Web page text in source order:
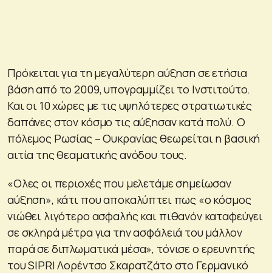
Πρόκειται για τη μεγαλύτερη αύξηση σε ετήσια
βάση από το 2009, υπογραμμίζει το Ινστιτούτο.
Και οι 10 χώρες με τις υψηλότερες στρατιωτικές
δαπάνες στον κόσμο τις αύξησαν κατά πολύ. Ο
πόλεμος Ρωσίας – Ουκρανίας θεωρείται η βασική
αιτία της θεαματικής ανόδου τους.
«Ολες οι περιοχές που μελετάμε σημείωσαν
αύξηση», κάτι που αποκαλύπτει πως «ο κόσμος
νιώθει λιγότερο ασφαλής και πιθανόν καταφεύγει
σε σκληρά μέτρα για την ασφάλειά του μάλλον
παρά σε διπλωματικά μέσα», τόνισε ο ερευνητής
του SIPRI Λορέντσο Σκαρατζάτο στο Γερμανικό